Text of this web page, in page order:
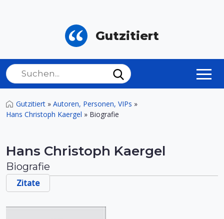
Gutzitiert
Gutzitiert » Autoren, Personen, VIPs »
Hans Christoph Kaergel » Biografie
Hans Christoph Kaergel
Biografie
Zitate